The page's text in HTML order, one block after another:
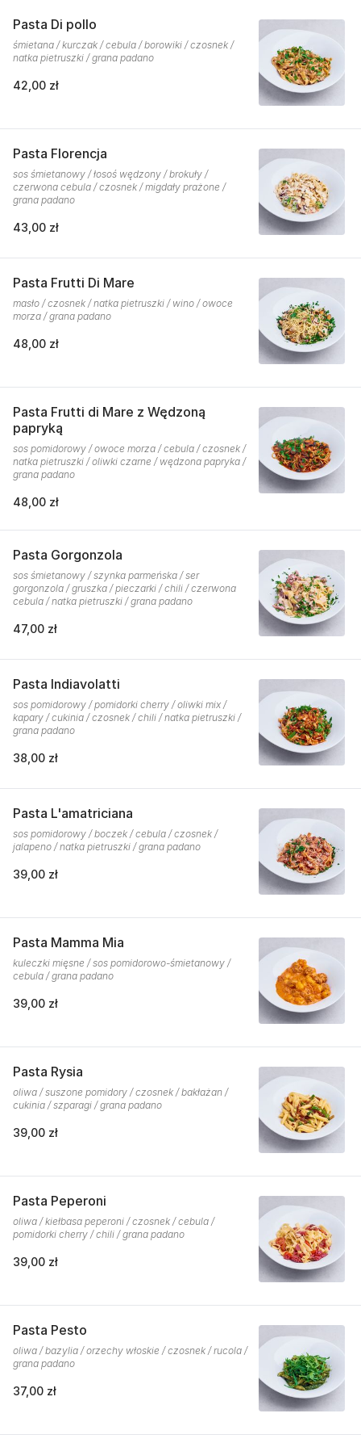
Pasta Di pollo
śmietana / kurczak / cebula / borowiki / czosnek /
natka pietruszki / grana padano
42,00 zł
Pasta Florencja
sos śmietanowy / łosoś wędzony / brokuły /
czerwona cebula / czosnek / migdały prażone /
grana padano
43,00 zł
Pasta Frutti Di Mare
masło / czosnek / natka pietruszki / wino / owoce
morza / grana padano
48,00 zł
Pasta Frutti di Mare z Wędzoną
papryką
sos pomidorowy / owoce morza / cebula / czosnek /
natka pietruszki / oliwki czarne / wędzona papryka /
grana padano
48,00 zł
Pasta Gorgonzola
sos śmietanowy / szynka parmeńska / ser
gorgonzola / gruszka / pieczarki / chili / czerwona
cebula / natka pietruszki / grana padano
47,00 zł
Pasta Indiavolatti
sos pomidorowy / pomidorki cherry / oliwki mix /
kapary / cukinia / czosnek / chili / natka pietruszki /
grana padano
38,00 zł
Pasta L'amatriciana
sos pomidorowy / boczek / cebula / czosnek /
jalapeno / natka pietruszki / grana padano
39,00 zł
Pasta Mamma Mia
kuleczki mięsne / sos pomidorowo-śmietanowy /
cebula / grana padano
39,00 zł
Pasta Rysia
oliwa / suszone pomidory / czosnek / bakłażan /
cukinia / szparagi / grana padano
39,00 zł
Pasta Peperoni
oliwa / kiełbasa peperoni / czosnek / cebula /
pomidorki cherry / chili / grana padano
39,00 zł
Pasta Pesto
oliwa / bazylia / orzechy włoskie / czosnek / rucola /
grana padano
37,00 zł